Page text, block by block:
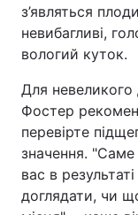
з’являться
невибагливі,
вологий куток.
Для невеликого
Фостер
перевірте
значення.
вас в
доглядати, чи